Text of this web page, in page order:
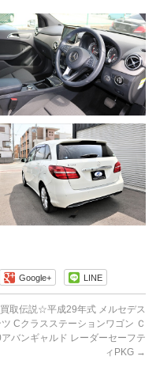
Google+ LINE
取伝説☆平成29年式 メルセデス
Cクラスステーションワゴン Ｃ
バンギャルド レーダーセーフテ
ィPKG →